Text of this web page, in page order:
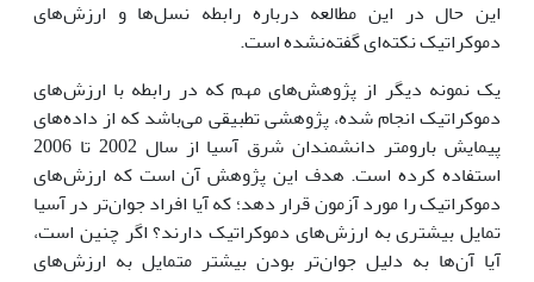
این حال در این مطالعه درباره رابطه نسل‌ها و ارزش‌هاى
دموکراتیک نکته‌اى گفته‌نشده است.
یک نمونه دیگر از پژوهش‌هاى مهم که در رابطه با ارزش‌هاى
دموکراتیک انجام شده، پژوهشى تطبیقى مى‌باشد که از داده‌هاى
پیمایش بارومتر دانشمندان شرق آسیا از سال 2002 تا 2006
استفاده کرده است. هدف این پژوهش آن است که ارزش‌هاى
دموکراتیک را مورد آزمون قرار دهد؛ که آیا افراد جوان‌تر در آسیا
تمایل بیشترى به ارزش‌هاى دموکراتیک دارند؟ اگر چنین است،
آیا آن‌ها به دلیل جوان‌تر بودن بیشتر متمایل به ارزش‌هاى